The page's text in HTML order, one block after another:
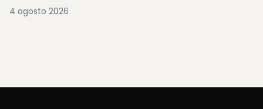
4 agosto 2026